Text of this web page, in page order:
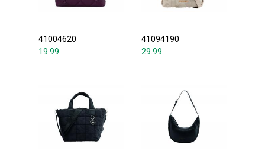
41004620
19.99
41094190
29.99